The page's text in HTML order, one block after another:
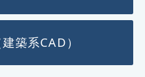
築系CAD）